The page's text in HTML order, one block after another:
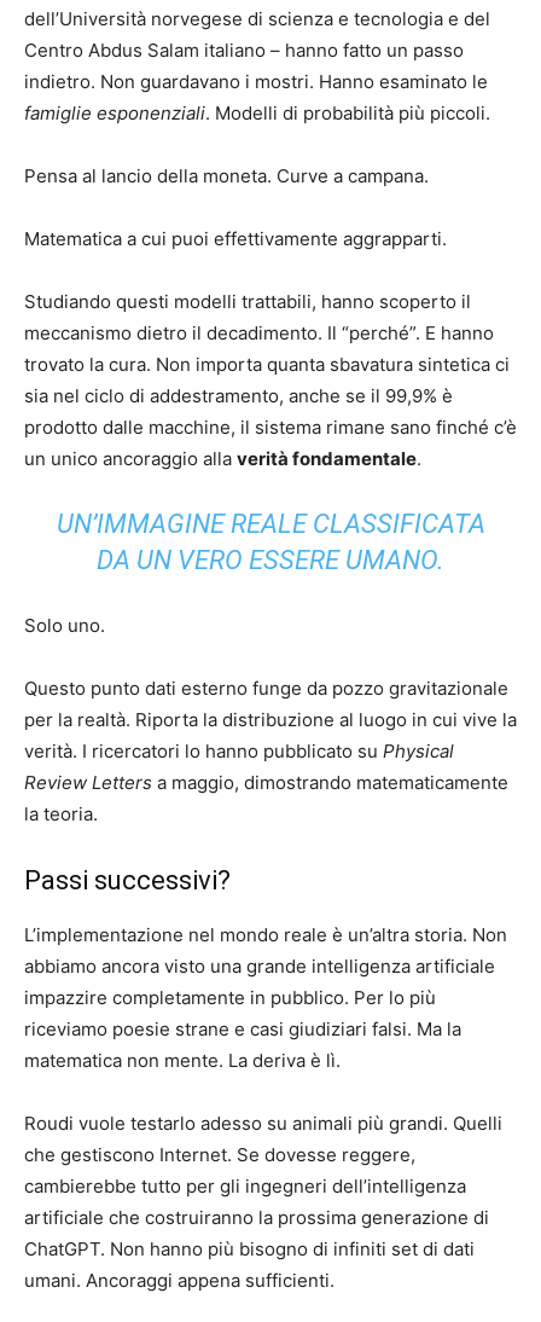
dell’Università norvegese di scienza e tecnologia e del
Centro Abdus Salam italiano – hanno fatto un passo
indietro. Non guardavano i mostri. Hanno esaminato le
famiglie esponenziali. Modelli di probabilità più piccoli.
Pensa al lancio della moneta. Curve a campana.
Matematica a cui puoi effettivamente aggrapparti.
Studiando questi modelli trattabili, hanno scoperto il
meccanismo dietro il decadimento. Il “perché”. E hanno
trovato la cura. Non importa quanta sbavatura sintetica ci
sia nel ciclo di addestramento, anche se il 99,9% è
prodotto dalle macchine, il sistema rimane sano finché c’è
un unico ancoraggio alla verità fondamentale.
UN’IMMAGINE REALE CLASSIFICATA
DA UN VERO ESSERE UMANO.
Solo uno.
Questo punto dati esterno funge da pozzo gravitazionale
per la realtà. Riporta la distribuzione al luogo in cui vive la
verità. I ricercatori lo hanno pubblicato su Physical
Review Letters a maggio, dimostrando matematicamente
la teoria.
Passi successivi?
L’implementazione nel mondo reale è un’altra storia. Non
abbiamo ancora visto una grande intelligenza artificiale
impazzire completamente in pubblico. Per lo più
riceviamo poesie strane e casi giudiziari falsi. Ma la
matematica non mente. La deriva è lì.
Roudi vuole testarlo adesso su animali più grandi. Quelli
che gestiscono Internet. Se dovesse reggere,
cambierebbe tutto per gli ingegneri dell’intelligenza
artificiale che costruiranno la prossima generazione di
ChatGPT. Non hanno più bisogno di infiniti set di dati
umani. Ancoraggi appena sufficienti.